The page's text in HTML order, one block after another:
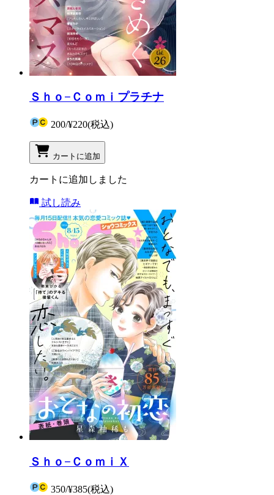
Ｓｈｏ−Ｃｏｍｉプラチナ
200/¥220(税込)
カートに追加
カートに追加しました
試し読み
Ｓｈｏ−ＣｏｍｉＸ
350/¥385(税込)